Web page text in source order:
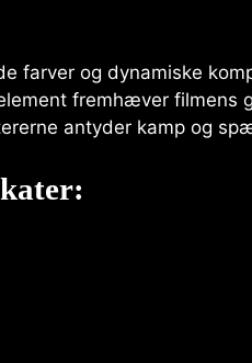
farver og dynamiske
fremhæver filmens
antyder kamp og